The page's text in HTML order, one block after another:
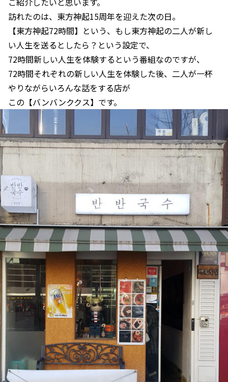
訪れたのは、東方神起15周年を迎えた次の日。
【東方神起72時間】という、もし東方神起の二人が新し
い人生を送るとしたら？という設定で、
72時間新しい人生を体験するという番組なのですが、
72時間それぞれの新しい人生を体験した後、二人が一杯
やりながらいろんな話をする店が
この【バンバンククス】です。